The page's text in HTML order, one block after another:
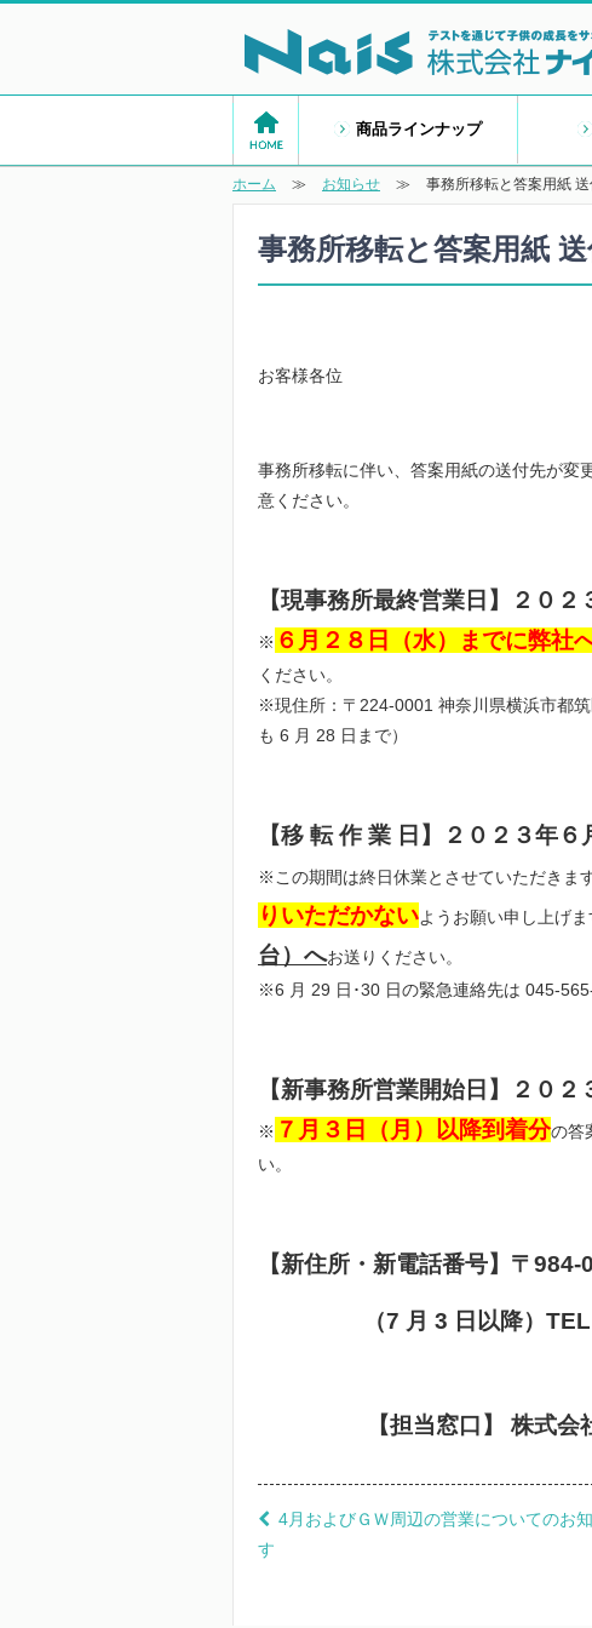
商品ラインナップ
ホーム ≫ お知らせ ≫ 事務所移転と答案用紙
事務所移転と答案用紙
お客様各位
事務所移転に伴い、答案用紙の送付先が変
意ください。
【現事務所最終営業日】２０２
※ ６月２８日（水）までに弊社
ください。
※現住所：〒224-0001 神奈川県横浜市都
も 6 月 28 日まで）
【移 転 作 業 日】２０２３年
※この期間は終日休業とさせていただきます
りいただかないようお願い申し上げま
台）へお送りください。
※6 月 29 日･30 日の緊急連絡先は 045-
【新事務所営業開始日】２０２
※ ７月３日（月）以降到着分の答
い。
【新住所・新電話番号】〒
（7 月 3 日以降）
【担当窓口】 株式
4月およびＧＷ周辺の営業についてのお
す